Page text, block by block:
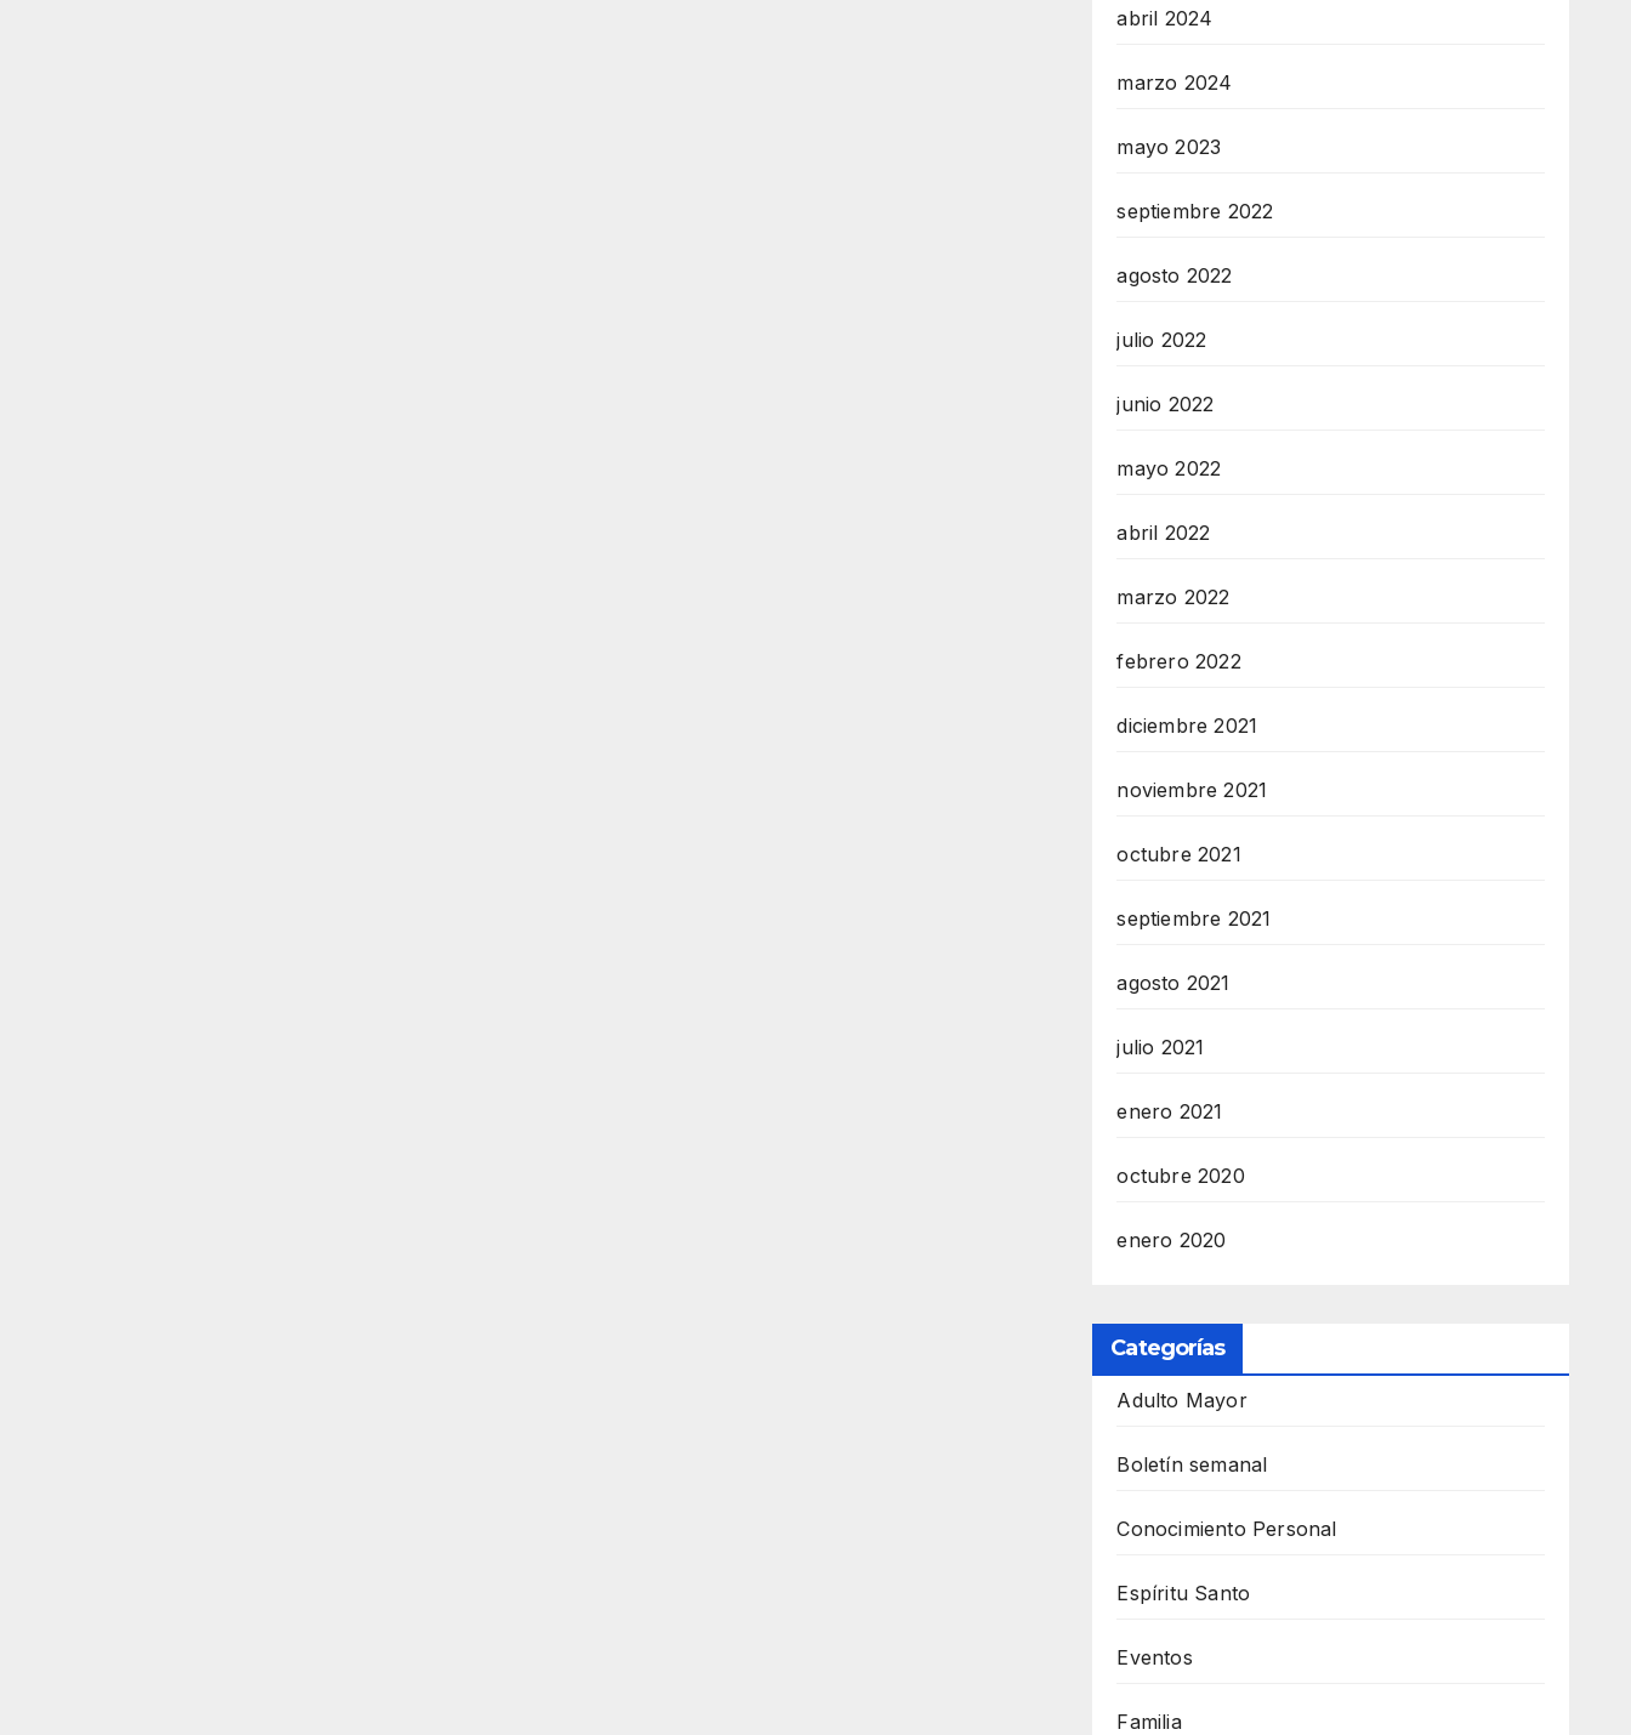
abril 2024
marzo 2024
mayo 2023
septiembre 2022
agosto 2022
julio 2022
junio 2022
mayo 2022
abril 2022
marzo 2022
febrero 2022
diciembre 2021
noviembre 2021
octubre 2021
septiembre 2021
agosto 2021
julio 2021
enero 2021
octubre 2020
enero 2020
Categorías
Adulto Mayor
Boletín semanal
Conocimiento Personal
Espíritu Santo
Eventos
Familia